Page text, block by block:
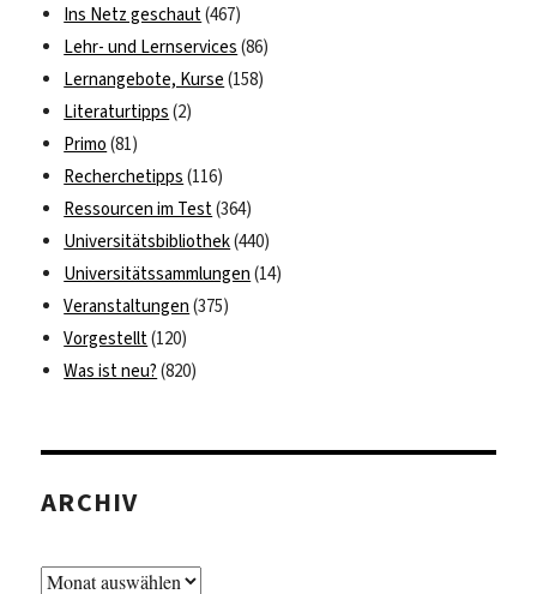
Ins Netz geschaut(467)
Lehr- und Lernservices (86)
Lernangebote, Kurse (158)
Literaturtipps (2)
Primo (81)
Recherchetipps (116)
Ressourcen im Test(364)
Universitätsbibliothek(440)
Universitätssammlungen (14)
Veranstaltungen (375)
Vorgestellt(120)
Was ist neu? (820)
ARCHIV
Archiv